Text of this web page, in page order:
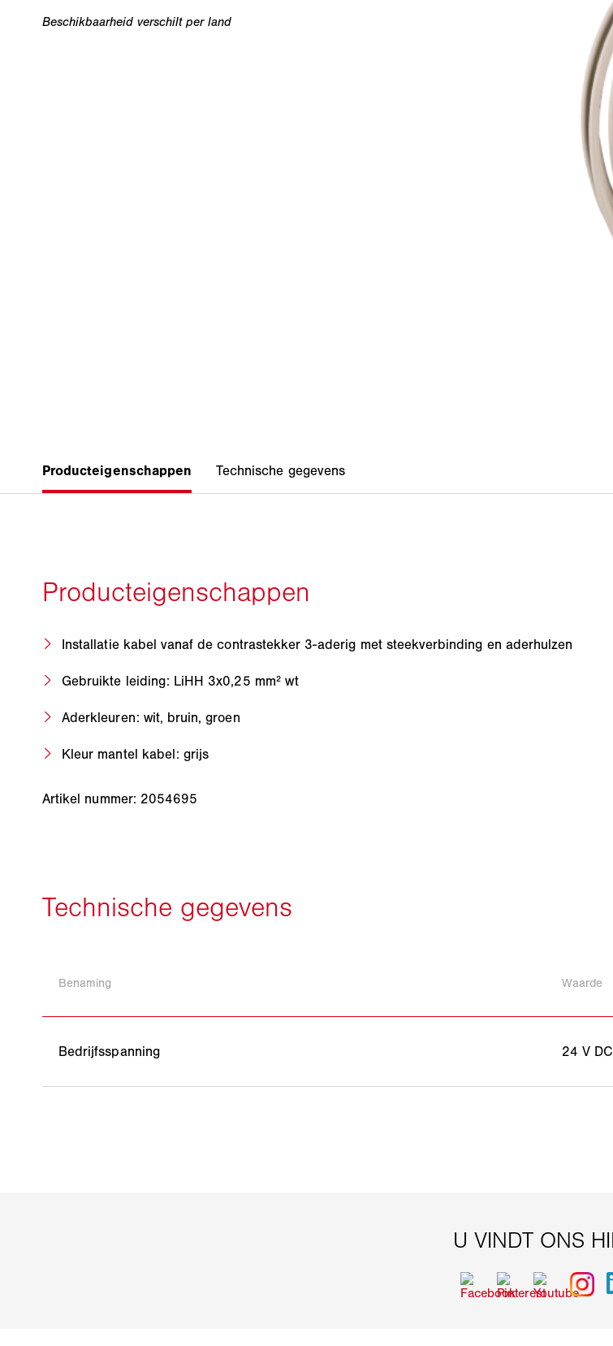
Installatie kabel vanaf de contrastekker 3-aderig met steekverbinding en aderhulzen
Gebruikte leiding: LiHH 3x0,25 mm² wt
Aderkleuren: wit, bruin, groen
Kleur mantel kabel: grijs
Artikel nummer: 2054695
Benaming Waarde
Bedrijfsspanning 24 V DC